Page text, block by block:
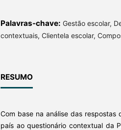
Palavras-chave: Gestão escolar,
contextuais, Clientela escolar,
RESUMO
Com base na análise das
país ao questionário contextual da